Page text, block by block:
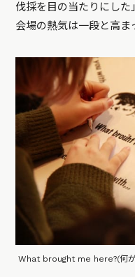
伐採を目の当たりにした
会場の熱気は一段と高ま
What brought me here?(何